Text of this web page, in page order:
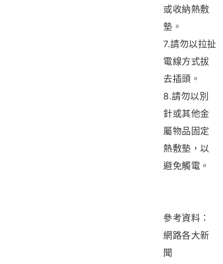
或收納熱敷
墊。
7.請勿以拉扯
電線方式拔
去插頭。
8.請勿以別
針或其他金
屬物品固定
熱敷墊，以
避免觸電。
參考資料：
網路各大新
聞